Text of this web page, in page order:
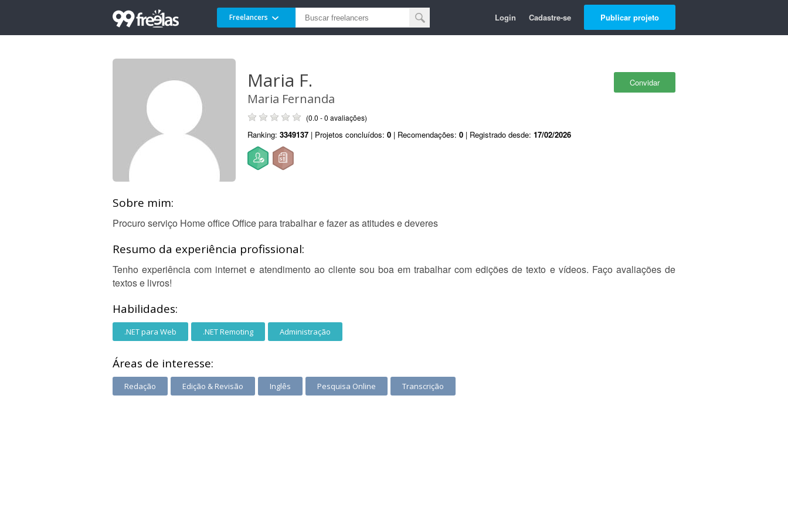
Freelancers Login Cadastre-se Publicar projeto
Convidar
Maria F.
Maria Fernanda
(0.0 - 0 avaliações)
Ranking: 3349137 | Projetos concluídos: 0 | Recomendações: 0 | Registrado desde: 17/02/2026
Sobre mim:
Procuro serviço Home office Office para trabalhar e fazer as atitudes e deveres
Resumo da experiência profissional:
Tenho experiência com internet e atendimento ao cliente sou boa em trabalhar com edições de texto e vídeos. Faço avaliações de
textos e livros!
Habilidades:
.NET para Web .NET Remoting Administração
Áreas de interesse:
Redação Edição & Revisão Inglês Pesquisa Online Transcrição